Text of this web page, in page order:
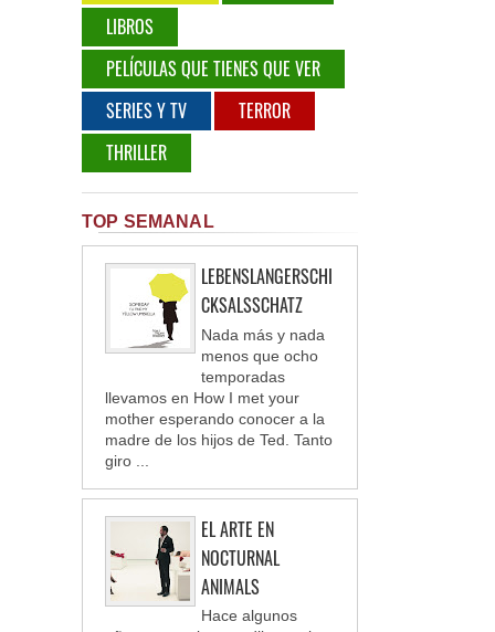
LIBROS
PELÍCULAS QUE TIENES QUE VER
SERIES Y TV
TERROR
THRILLER
TOP SEMANAL
LEBENSLANGERSCHI
CKSALSSCHATZ
Nada más y nada
menos que ocho
temporadas
llevamos en How I met your
mother esperando conocer a la
madre de los hijos de Ted. Tanto
giro ...
EL ARTE EN
NOCTURNAL
ANIMALS
Hace algunos